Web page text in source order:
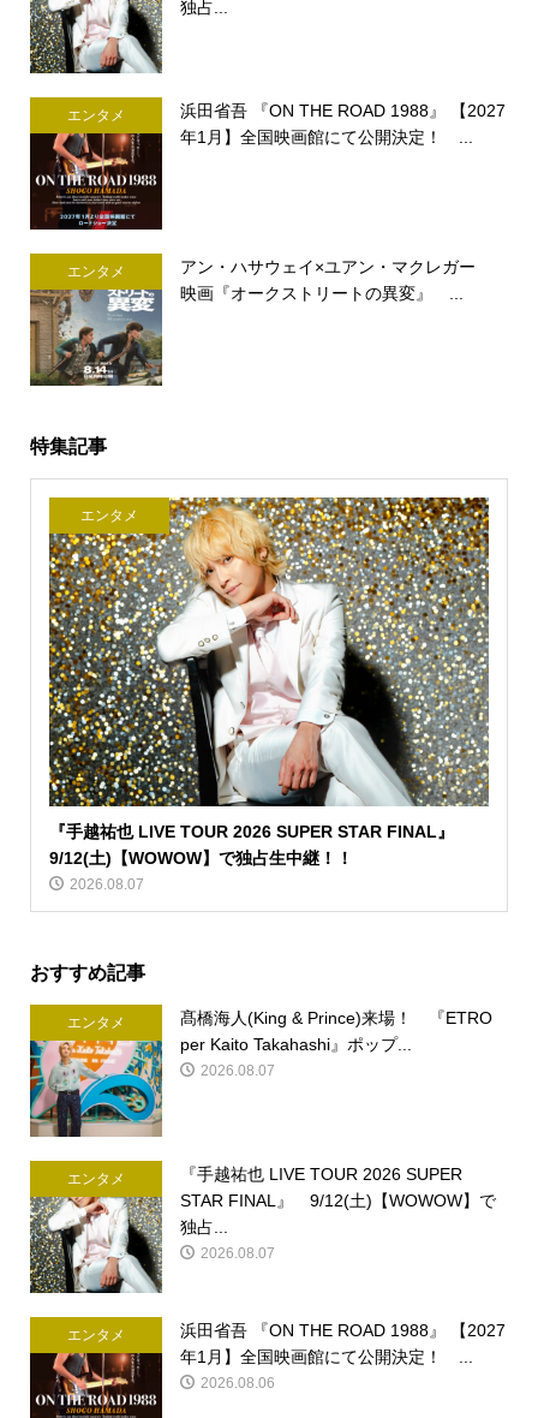
独占...
エンタメ
浜田省吾 『ON THE ROAD 1988』 【2027
年1月】全国映画館にて公開決定！ ...
エンタメ
アン・ハサウェイ×ユアン・マクレガー
映画『オークストリートの異変』 ...
特集記事
エンタメ
『手越祐也 LIVE TOUR 2026 SUPER STAR FINAL』
9/12(土)【WOWOW】で独占生中継！！
2026.08.07
おすすめ記事
エンタメ
髙橋海人(King & Prince)来場！ 『ETRO
per Kaito Takahashi』ポップ...
2026.08.07
エンタメ
『手越祐也 LIVE TOUR 2026 SUPER
STAR FINAL』 9/12(土)【WOWOW】で
独占...
2026.08.07
エンタメ
浜田省吾 『ON THE ROAD 1988』 【2027
年1月】全国映画館にて公開決定！ ...
2026.08.06